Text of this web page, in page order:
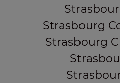
Strasbourg
Strasbourg